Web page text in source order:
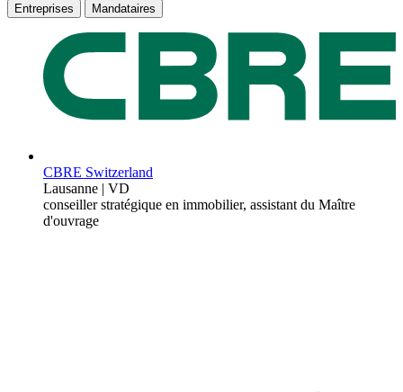
Entreprises Mandataires
CBRE Switzerland
Lausanne | VD
conseiller stratégique en immobilier, assistant du Maître
d'ouvrage